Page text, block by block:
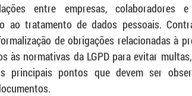
entre empresas, colaboradores
ao tratamento de dados pessoais.
de obrigações relacionadas à
às normativas da LGPD para evitar
principais pontos que devem ser